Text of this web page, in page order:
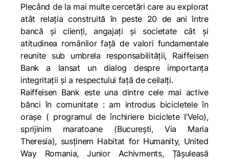
Plecând de la mai multe cercetări care au explorat
atât relația construită în peste 20 de ani între
bancă și clienți, angajați și societate cât și
atitudinea românilor față de valori fundamentale
reunite sub umbrela responsabilității, Raiffeisen
Bank a lansat un dialog despre importanța
integritații și a respectului față de ceilalți.
Raiffeisen Bank este una dintre cele mai active
bănci în comunitate : am introdus bicicletele în
orașe ( programul de închiriere biciclete I’Velo),
sprijinim maratoane (București, Via Maria
Theresia), susținem Habitat for Humanity, United
Way Romania, Junior Achivments, Țășuleasă